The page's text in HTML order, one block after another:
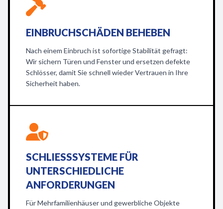
EINBRUCHSCHÄDEN BEHEBEN
Nach einem Einbruch ist sofortige Stabilität gefragt:
Wir sichern Türen und Fenster und ersetzen defekte
Schlösser, damit Sie schnell wieder Vertrauen in Ihre
Sicherheit haben.
SCHLIESSSYSTEME FÜR U
NTERSCHIEDLICHE A
NFORDERUNGEN
Für Mehrfamilienhäuser und gewerbliche Objekte